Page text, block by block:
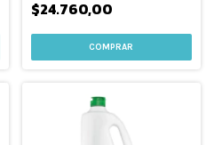
$24.760,00